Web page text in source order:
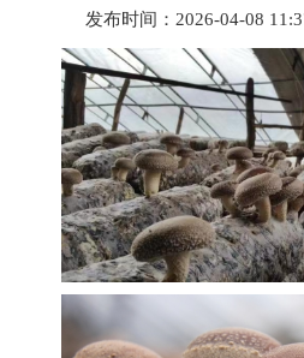
发布时间：2026-04-08